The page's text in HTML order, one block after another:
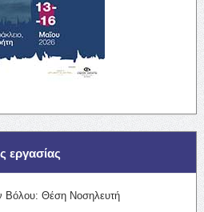
εργασίας
Βόλου: Θέση Νοσηλευτή